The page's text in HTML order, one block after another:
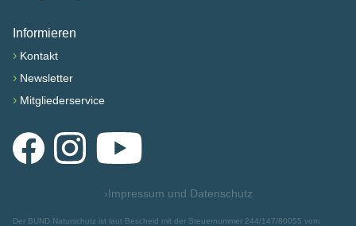
Informieren
› Kontakt
› Newsletter
› Mitgliederservice
FacebookInstagramYouTube
›Impressum und Datenschutz
Der BUND Naturschutz ist laut Bescheid mit der Steuernummer 244/147/80055 vom